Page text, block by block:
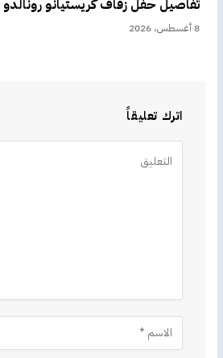
تفاصيل حفل زفاف كريستيانو رونالدو
8 أغسطس، 2026
اترك تعليقاً